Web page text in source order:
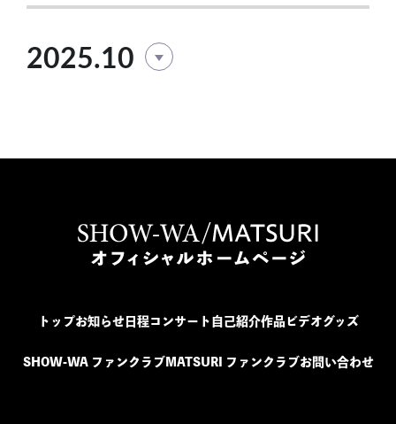
2025.10
トップお知らせ日程コンサート 自己紹介作品ビデオグッズ
SHOW-WA ファンクラブMATSURI ファンクラブお問い合わせ